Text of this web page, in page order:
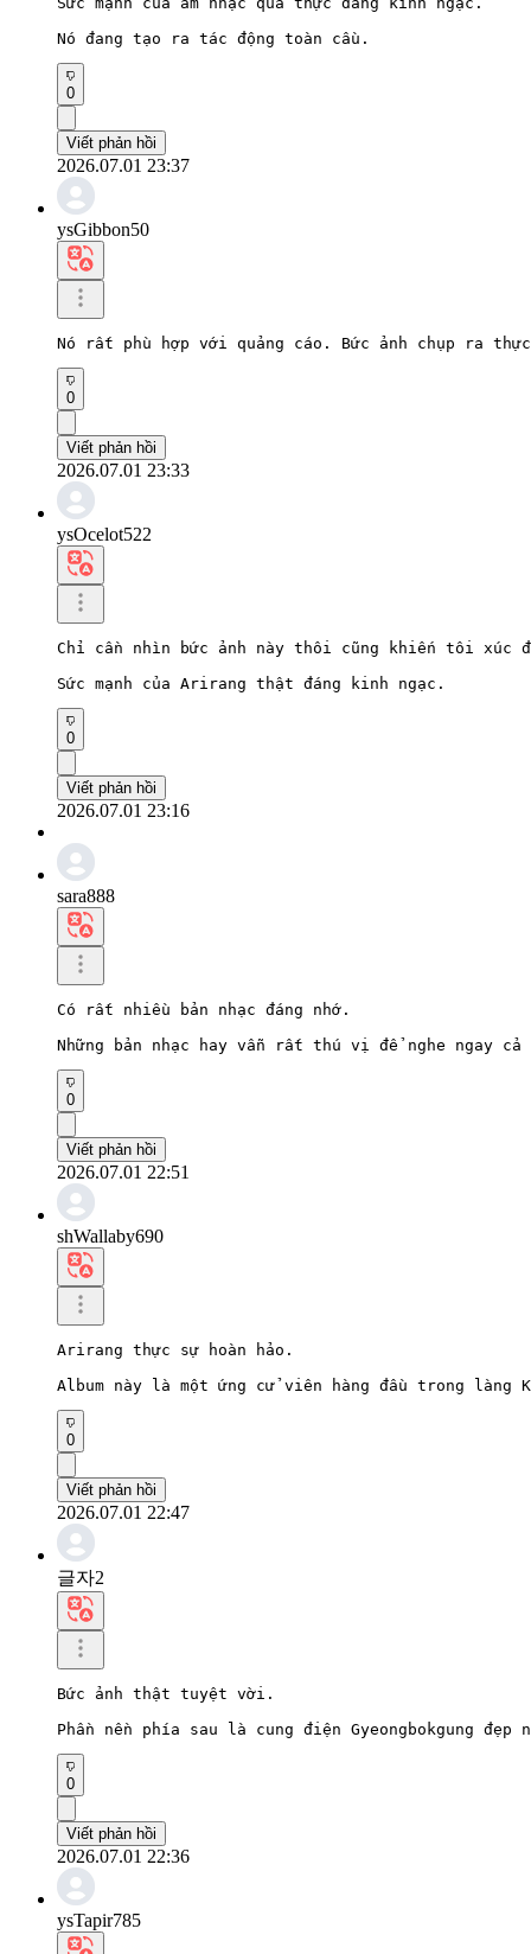
Nó đang tạo ra tác động toàn cầu.
0
Viết phản hồi
2026.07.01 23:37
ysGibbon50
Nó rất phù hợp với quảng cáo. Bức ảnh chụp ra
0
Viết phản hồi
2026.07.01 23:33
ysOcelot522
Chỉ cần nhìn bức ảnh này thôi cũng khiến tôi xúc
Sức mạnh của Arirang thật đáng kinh ngạc.
0
Viết phản hồi
2026.07.01 23:16
sara888
Có rất nhiều bản nhạc đáng nhớ.
Những bản nhạc hay vẫn rất thú vị để nghe ngay
0
Viết phản hồi
2026.07.01 22:51
shWallaby690
Arirang thực sự hoàn hảo.
Album này là một ứng cử viên hàng đầu trong làng
0
Viết phản hồi
2026.07.01 22:47
글자2
Bức ảnh thật tuyệt vời.
Phần nền phía sau là cung điện Gyeongbokgung đẹp
0
Viết phản hồi
2026.07.01 22:36
ysTapir785